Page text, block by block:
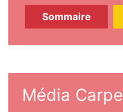
Sommaire
Média Carpe